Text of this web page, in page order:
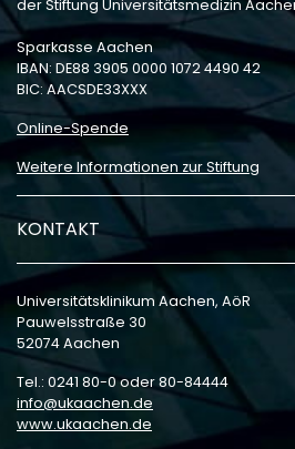
der Stiftung Universitätsmedizin
Sparkasse Aachen
IBAN: DE88 3905 0000 1072 4490 42
BIC: AACSDE33XXX
Online-Spende
Weitere Informationen zur Stiftung
KONTAKT
Universitätsklinikum Aachen, AöR
Pauwelsstraße 30
52074 Aachen
Tel.: 0241 80-0 oder 80-84444
info
ukaachen de
www.ukaachen.de